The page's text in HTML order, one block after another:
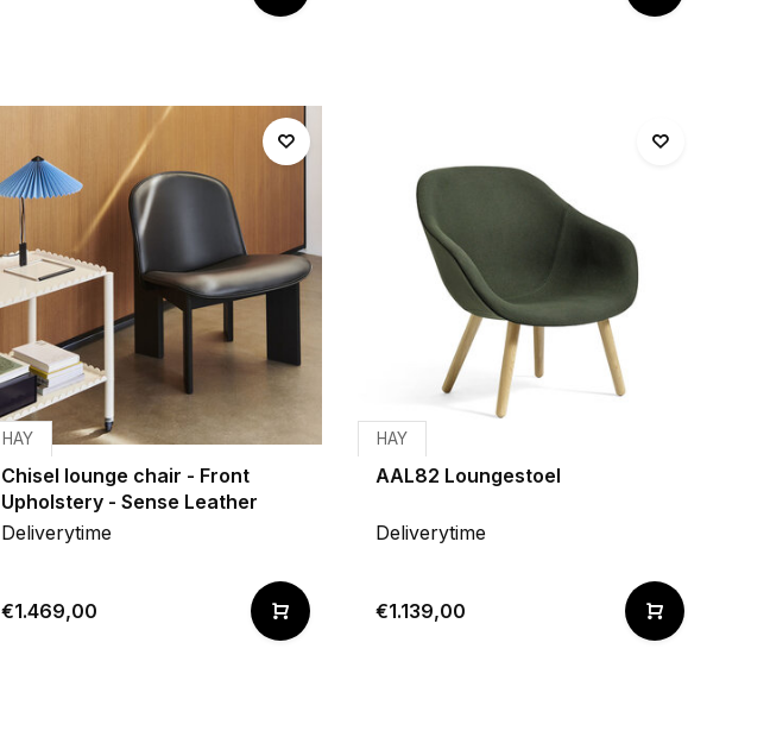
HAY
Chisel lounge chair - Front
Upholstery - Sense Leather
Deliverytime
€1.469,00
HAY
AAL82 Loungestoel
Deliverytime
€1.139,00